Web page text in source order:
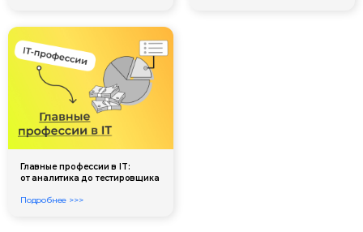
Главные профессии в IT:
от аналитика до тестировщика
Подробнее >>>